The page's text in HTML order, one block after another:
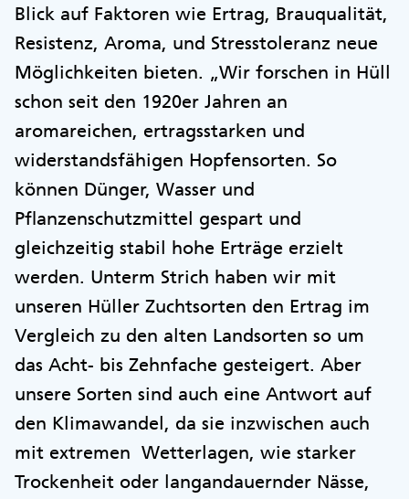
Blick auf Faktoren wie Ertrag, Brauqualität,
Resistenz, Aroma, und Stresstoleranz neue
Möglichkeiten bieten. „Wir forschen in Hüll
schon seit den 1920er Jahren an
aromareichen, ertragsstarken und
widerstandsfähigen Hopfensorten. So
können Dünger, Wasser und
Pflanzenschutzmittel gespart und
gleichzeitig stabil hohe Erträge erzielt
werden. Unterm Strich haben wir mit
unseren Hüller Zuchtsorten den Ertrag im
Vergleich zu den alten Landsorten so um
das Acht- bis Zehnfache gesteigert. Aber
unsere Sorten sind auch eine Antwort auf
den Klimawandel, da sie inzwischen auch
mit extremen Wetterlagen, wie starker
Trockenheit oder langandauernder Nässe,